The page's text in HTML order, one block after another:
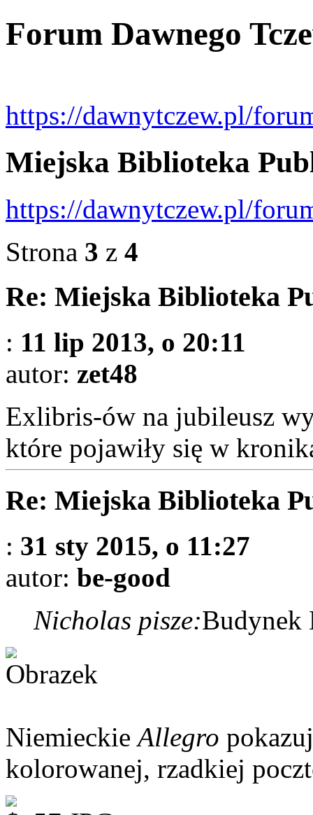
Forum Dawnego
https://dawnytczew.pl/
Miejska Biblioteka
https://dawnytczew.pl/
Strona 3 z 4
Re: Miejska Biblioteka
: 11 lip 2013, o 20:11
autor: zet48
Exlibris-ów na jubileusz
które pojawiły się w
Re: Miejska Biblioteka
: 31 sty 2015, o 11:27
autor: be-good
Nicholas pisze:Budynek
Niemieckie Allegro
kolorowanej, rzadkiej